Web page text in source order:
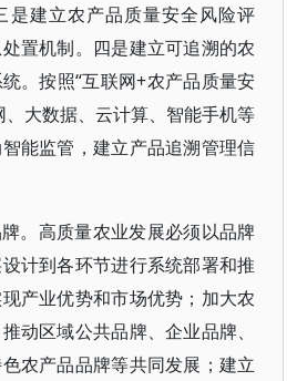
是建立农产品质量安全风险评
置机制。四是建立可追溯的农
。按照“互联网+农产品质量安
、大数据、云计算、智能手机等
能监管，建立产品追溯管理信
。高质量农业发展必须以品牌
计到各环节进行系统部署和推
产业优势和市场优势；加大农
动区域公共品牌、企业品牌、
农产品品牌等共同发展；建立